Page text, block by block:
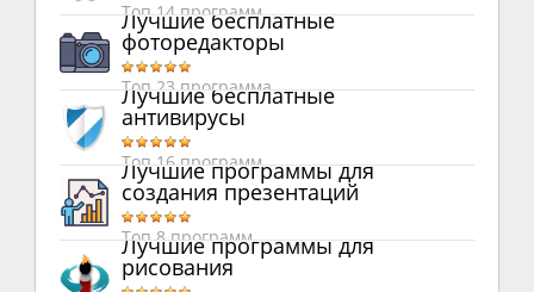
Топ 14 программ
Лучшие бесплатные
фоторедакторы
Топ 23 программа
Лучшие бесплатные
антивирусы
Топ 16 программ
Лучшие программы для
создания презентаций
Топ 8 программ
Лучшие программы для
рисования